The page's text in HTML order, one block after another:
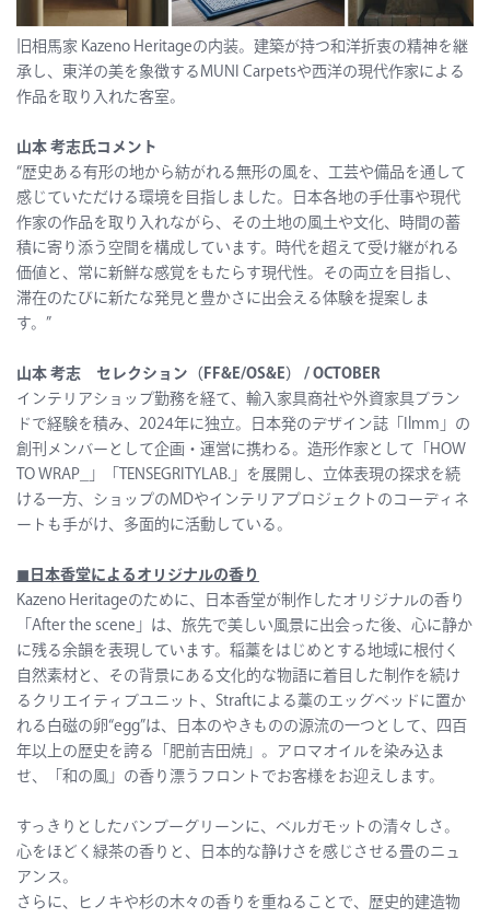
旧相馬家 Kazeno Heritageの内装。建築が持つ和洋折衷の精神を継
承し、東洋の美を象徴するMUNI Carpetsや西洋の現代作家による
作品を取り入れた客室。
山本 考志氏コメント
“歴史ある有形の地から紡がれる無形の風を、工芸や備品を通して
感じていただける環境を目指しました。日本各地の手仕事や現代
作家の作品を取り入れながら、その土地の風土や文化、時間の蓄
積に寄り添う空間を構成しています。時代を超えて受け継がれる
価値と、常に新鮮な感覚をもたらす現代性。その両立を目指し、
滞在のたびに新たな発見と豊かさに出会える体験を提案しま
す。”
山本 考志 セレクション（FF&E/OS&E） / OCTOBER
インテリアショップ勤務を経て、輸入家具商社や外資家具ブラン
ドで経験を積み、2024年に独立。日本発のデザイン誌「Ilmm」の
創刊メンバーとして企画・運営に携わる。造形作家として「HOW
TO WRAP_」「TENSEGRITYLAB.」を展開し、立体表現の探求を続
ける一方、ショップのMDやインテリアプロジェクトのコーディネ
ートも手がけ、多面的に活動している。
◼︎ 日本香堂によるオリジナルの香り
Kazeno Heritageのために、日本香堂が制作したオリジナルの香り
「After the scene」は、旅先で美しい風景に出会った後、心に静か
に残る余韻を表現しています。稲藁をはじめとする地域に根付く
自然素材と、その背景にある文化的な物語に着目した制作を続け
るクリエイティブユニット、Straftによる藁のエッグベッドに置か
れる白磁の卵“egg”は、日本のやきものの源流の一つとして、四百
年以上の歴史を誇る「肥前吉田焼」。アロマオイルを染み込ま
せ、「和の風」の香り漂うフロントでお客様をお迎えします。
すっきりとしたバンブーグリーンに、ベルガモットの清々しさ。
心をほどく緑茶の香りと、日本的な静けさを感じさせる畳のニュ
アンス。
さらに、ヒノキや杉の木々の香りを重ねることで、歴史的建造物